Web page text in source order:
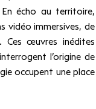
écho au territoire,
vidéo immersives, de
œuvres inédites
l’origine de
occupent une place